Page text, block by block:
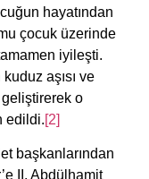
hayatından
çocuk üzerinde
iyileşti.
aşısı ve
geliştirerek o
edildi.[2]
başkanlarından
II. Abdülhamit